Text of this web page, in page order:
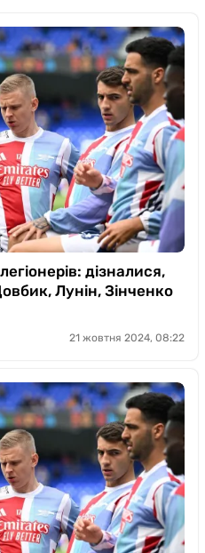
дізналися,
Лунін, Зінченко
21 жовтня 2024, 08:22